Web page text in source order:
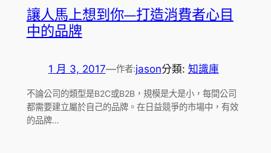
讓人馬上想到你—打造消費者心目
中的品牌
1 月 3, 2017—作者:jason分類: 知識庫
不論公司的類型是B2C或B2B，規模是大是小，每間公司
都需要建立屬於自己的品牌。在日益競爭的市場中，有效
的品牌…